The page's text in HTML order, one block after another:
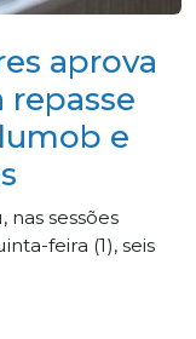
aprova
e
sessões
feira (1), seis